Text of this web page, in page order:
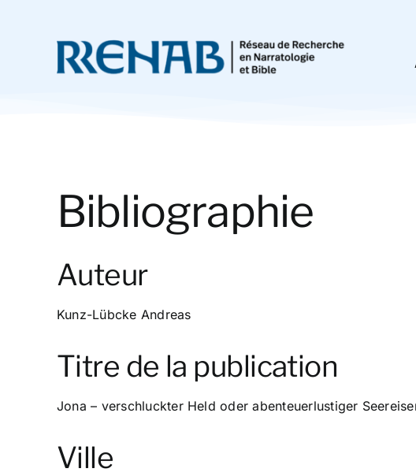
Bibliographie
Auteur
Kunz-Lübcke Andreas
Titre de la publication
Jona – verschluckter Held oder abenteuerlustiger
Ville